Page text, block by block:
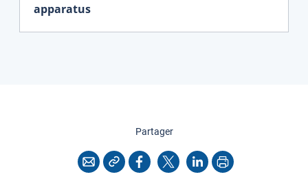
apparatus
Partagercette page
CourrielCopier l'adresse
Facebook
X LinkedInImprimer